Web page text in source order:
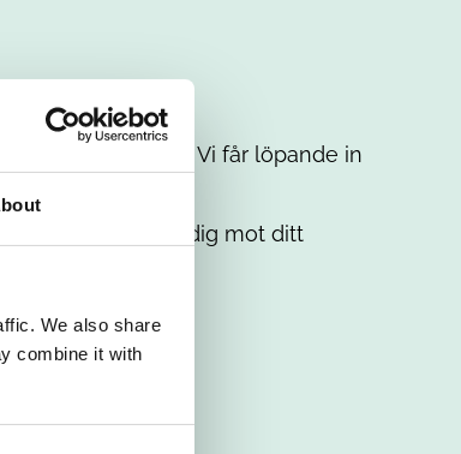
We also share
combine it with
Misströsta inte. Vi får löpande in
matchar vi dig mot ditt